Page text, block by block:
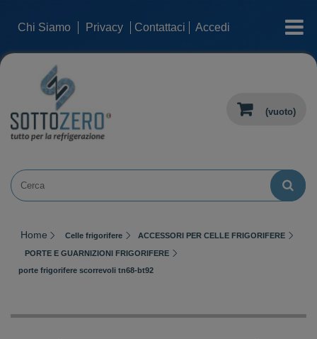
Chi Siamo Privacy Contattaci Accedi categorie
(vuoto)
Home Celle frigorifere ACCESSORI PER CELLE FRIGORIFERE
PORTE E GUARNIZIONI FRIGORIFERE
porte frigorifere scorrevoli tn68-bt92